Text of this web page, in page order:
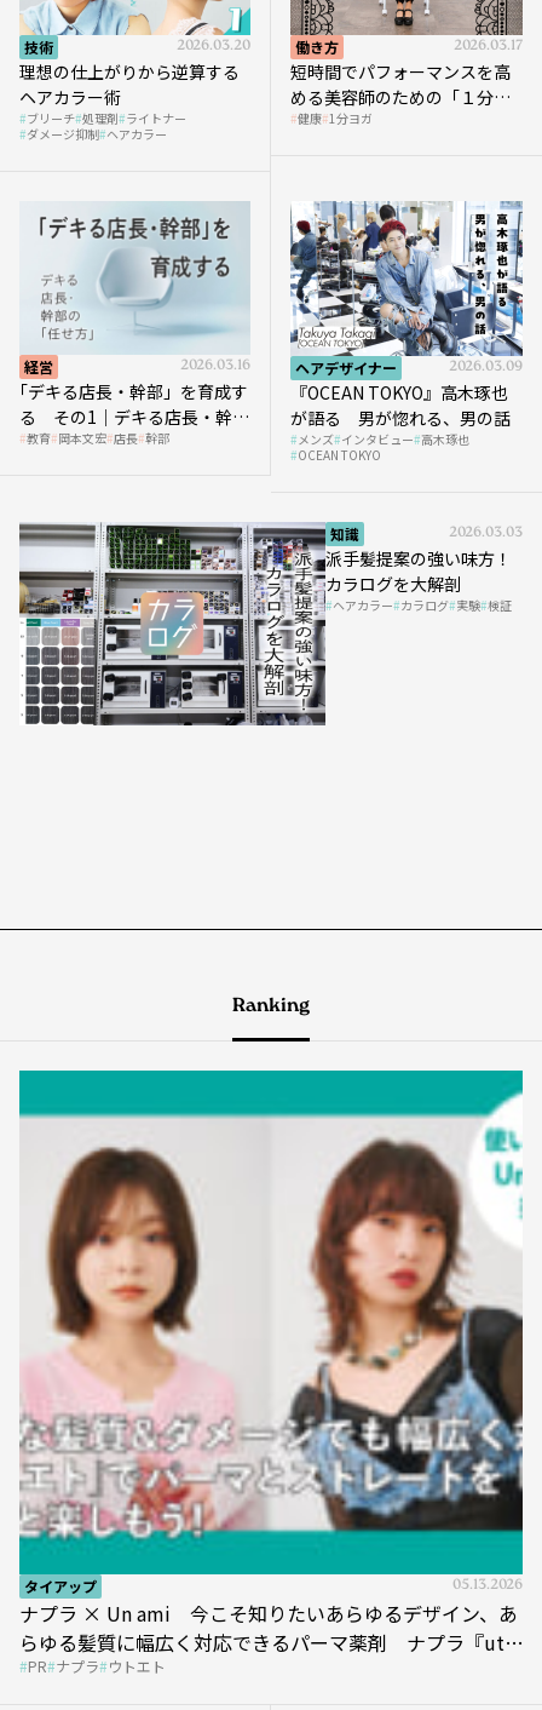
技術 2026.03.20
理想の仕上がりから逆算する
ヘアカラー術
ブリーチ 処理剤 ライトナー
ダメージ抑制 ヘアカラー
働き方 2026.03.17
短時間でパフォーマンスを高
める美容師のための「１分ヨ
ガ」講座｜実践編
健康 1分ヨガ
経営 2026.03.16
｢デキる店長・幹部」を育成す
る その1｜デキる店長・幹部
の「任せ方」
教育 岡本文宏 店長 幹部
ヘアデザイナー 2026.03.09
『OCEAN TOKYO』高木琢也
が語る 男が惚れる、男の話
メンズ インタビュー 高木琢也
OCEAN TOKYO
知識 2026.03.03
派手髪提案の強い味方！
カラログを大解剖
ヘアカラー カラログ 実験 検証
Ranking
タイアップ 05.13.2026
ナプラ × Un ami 今こそ知りたいあらゆるデザイン、あ
らゆる髪質に幅広く対応できるパーマ薬剤 ナプラ『ut-
et』
PR ナプラ ウトエト